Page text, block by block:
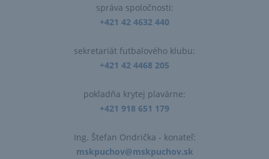
správa spoločnosti:
+421 42 4632 440
sekretariát futbalového klubu:
+421 42 4468 205
pokladňa krytej plavárne:
+421 918 651 179
Ing. Štefan Ondrička​ - konateľ:
mskpuchov@mskpuchov.sk